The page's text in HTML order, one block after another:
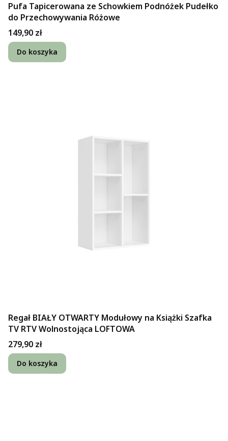
Pufa Tapicerowana ze Schowkiem Podnóżek Pudełko
do Przechowywania Różowe
Cena
149,90 zł
Do koszyka
Regał BIAŁY OTWARTY Modułowy na Książki Szafka
TV RTV Wolnostojąca LOFTOWA
Cena
279,90 zł
Do koszyka